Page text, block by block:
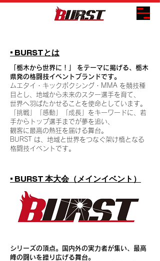
• BURSTとは
​「栃木から世界に！」 をテーマに掲げる、栃木
県発の格闘技イベントブランドです。
ムエタイ・キックボクシング・MMA を競技種
目とし、地域から未来のスター選手を育て、
世界へ羽ばたかせることを使命としています。
「挑戦」「感動」「成長」をキーワードに、若
手からトップ選手までが夢を追い、
観客に最高の熱狂を届ける舞台。
BURST は、地域と世界をつなぐ架け橋となる
格闘技イベントです。
• BURST 本大会（メインイベント）
​シリーズの頂点。国内外の実力者が集い、最高
峰の闘いを繰り広げる舞台。